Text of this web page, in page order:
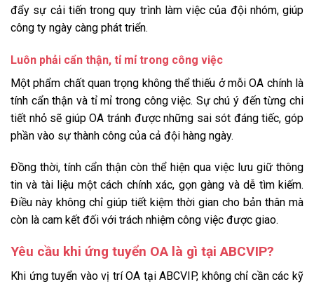
đẩy sự cải tiến trong quy trình làm việc của đội nhóm, giúp
công ty ngày càng phát triển.
Luôn phải cẩn thận, tỉ mỉ trong công việc
Một phẩm chất quan trọng không thể thiếu ở mỗi OA chính là
tính cẩn thận và tỉ mỉ trong công việc. Sự chú ý đến từng chi
tiết nhỏ sẽ giúp OA tránh được những sai sót đáng tiếc, góp
phần vào sự thành công của cả đội hàng ngày.
Đồng thời, tính cẩn thận còn thể hiện qua việc lưu giữ thông
tin và tài liệu một cách chính xác, gọn gàng và dễ tìm kiếm.
Điều này không chỉ giúp tiết kiệm thời gian cho bản thân mà
còn là cam kết đối với trách nhiệm công việc được giao.
Yêu cầu khi ứng tuyển OA là gì tại ABCVIP?
Khi ứng tuyển vào vị trí OA tại ABCVIP, không chỉ cần các kỹ